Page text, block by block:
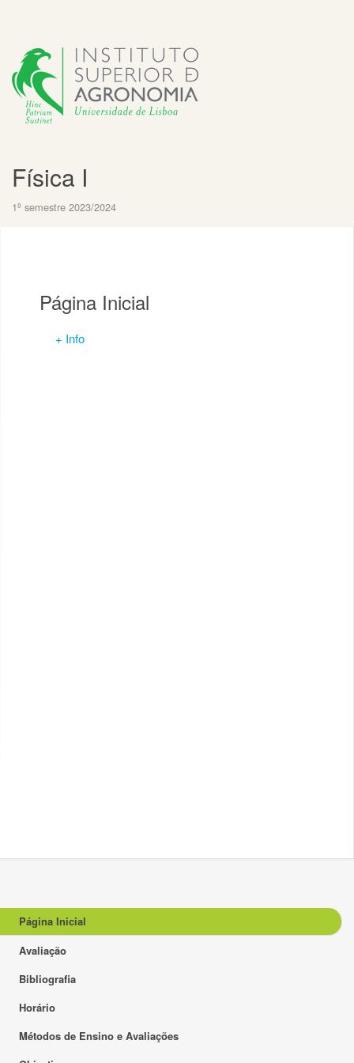
Física I
1º semestre 2023/2024
Página Inicial
+ Info
Página Inicial
Avaliação
Bibliografia
Horário
Métodos de Ensino e Avaliações